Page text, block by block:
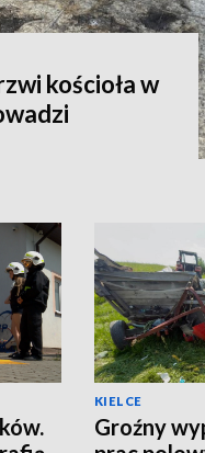
kościoła w
KIELCE
Groźny